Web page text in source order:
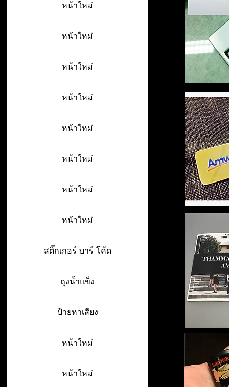
หน้าใหม่
หน้าใหม่
หน้าใหม่
หน้าใหม่
หน้าใหม่
หน้าใหม่
หน้าใหม่
หน้าใหม่
สติ๊กเกอร์ บาร์ โค้ด
ถุงน้ำแข็ง
ป้ายหาเสียง
หน้าใหม่
หน้าใหม่